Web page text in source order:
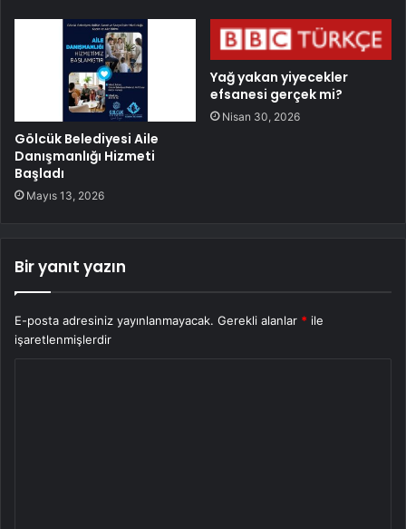
Gölcük Belediyesi Aile
Danışmanlığı Hizmeti
Başladı
Mayıs 13, 2026
Yağ yakan yiyecekler
efsanesi gerçek mi?
Nisan 30, 2026
Bir yanıt yazın
E-posta adresiniz yayınlanmayacak. Gerekli alanlar * ile
işaretlenmişlerdir